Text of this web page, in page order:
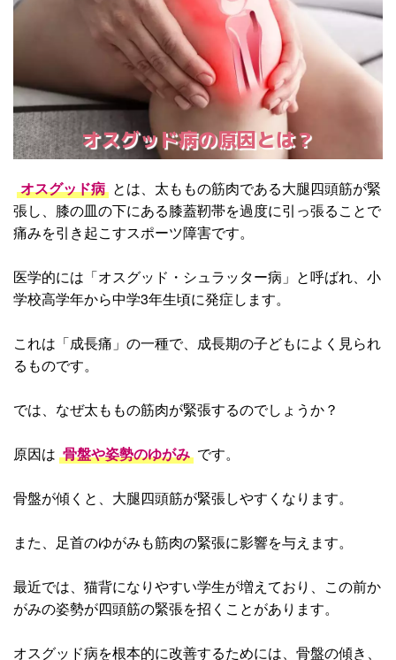
オスグッド病の原因とは？
オスグッド病 とは、太ももの筋肉である大腿四頭筋が緊
張し、膝の皿の下にある膝蓋靭帯を過度に引っ張ることで
痛みを引き起こすスポーツ障害です。
医学的には「オスグッド・シュラッター病」と呼ばれ、小
学校高学年から中学3年生頃に発症します。
これは「成長痛」の一種で、成長期の子どもによく見られ
るものです。
では、なぜ太ももの筋肉が緊張するのでしょうか？
原因は 骨盤や姿勢のゆがみ です。
骨盤が傾くと、大腿四頭筋が緊張しやすくなります。
また、足首のゆがみも筋肉の緊張に影響を与えます。
最近では、猫背になりやすい学生が増えており、この前か
がみの姿勢が四頭筋の緊張を招くことがあります。
オスグッド病を根本的に改善するためには、骨盤の傾き、